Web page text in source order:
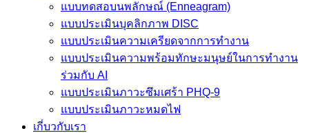
แบบทดสอบนพลักษณ์ (Enneagram)
แบบประเมินบุคลิกภาพ DISC
แบบประเมินความเครียดจากการทำงาน
แบบประเมินความพร้อมทักษะมนุษย์ในการทำงาน
ร่วมกับ AI
แบบประเมินภาวะซึมเศร้า PHQ-9
แบบประเมินภาวะหมดไฟ
เกี่บวกับเรา